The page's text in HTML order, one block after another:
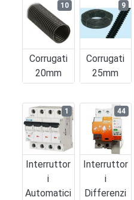
Corrugati
20mm
10
Corrugati
25mm
9
Interruttor
I
Automatici
1
Interruttor
I
Differenzi
44